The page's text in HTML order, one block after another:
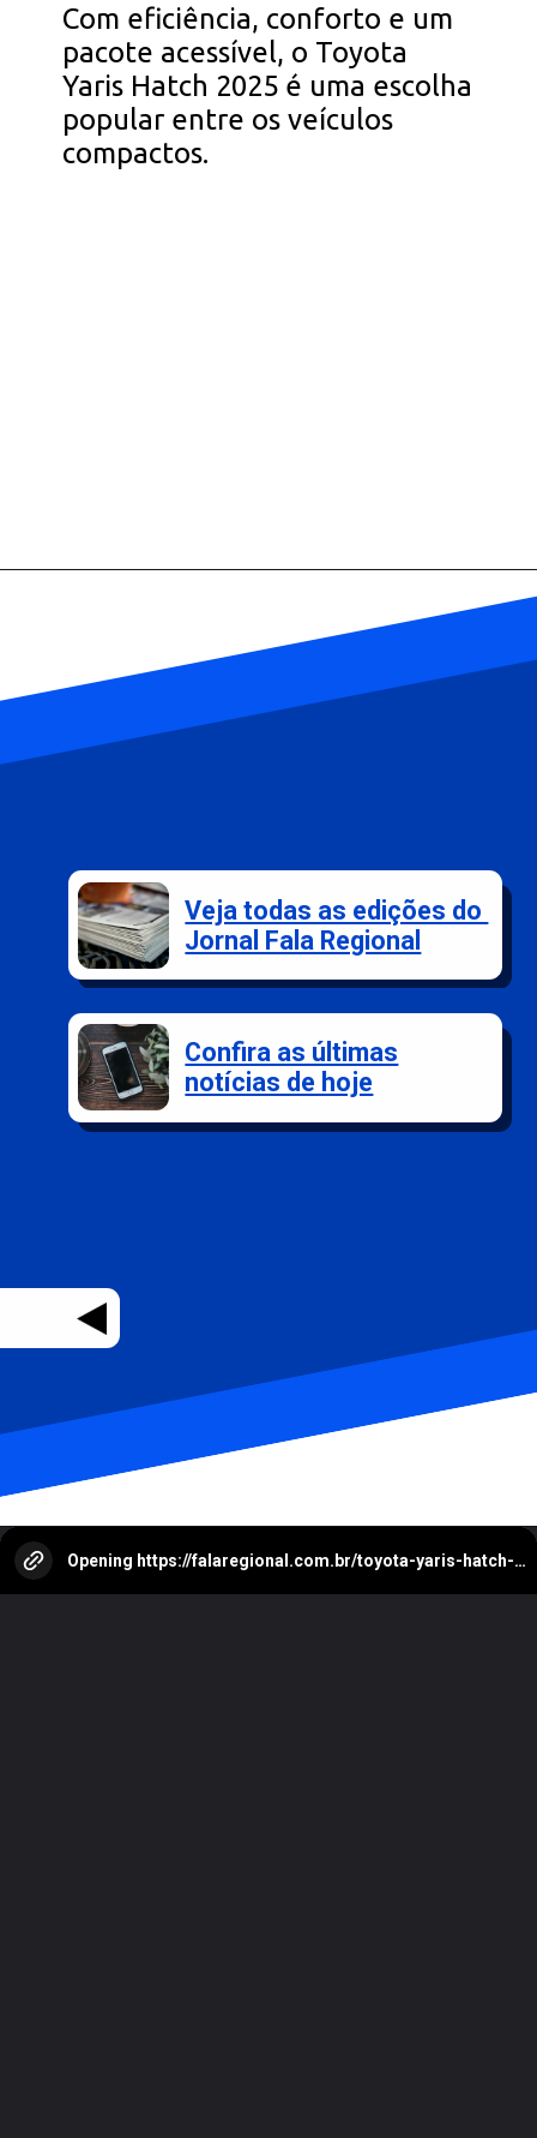
Com eficiência, conforto e um
pacote acessível, o Toyota
Yaris Hatch 2025 é uma escolha
popular entre os veículos
compactos.
Veja todas as edições do
Jornal Fala Regional
Confira as últimas
notícias de hoje
Opening https://falaregional.com.br/toyota-yaris-hatch-2025-inovacao-e-eficiencia-em-um-compacto-versatil.html